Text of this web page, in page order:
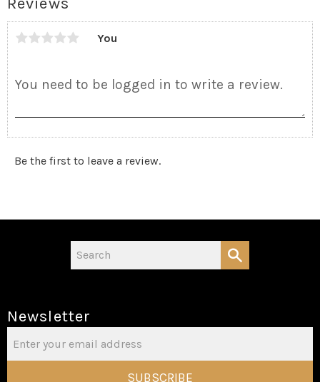
You
Be the first to leave a review.
Newsletter
SUBSCRIBE